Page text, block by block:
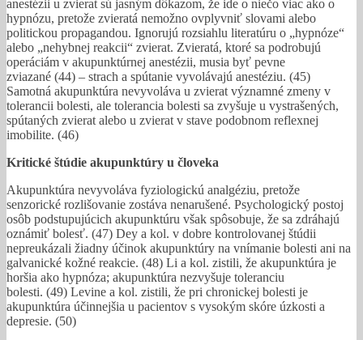
anestézii u zvierat sú jasným dôkazom, že ide o niečo viac ako o
hypnózu, pretože zvieratá nemožno ovplyvniť slovami alebo
politickou propagandou. Ignorujú rozsiahlu literatúru o „hypnóze“
alebo „nehybnej reakcii“ zvierat. Zvieratá, ktoré sa podrobujú
operáciám v akupunktúrnej anestézii, musia byť pevne
zviazané (44) – strach a spútanie vyvolávajú anestéziu. (45)
Samotná akupunktúra nevyvoláva u zvierat významné zmeny v
tolerancii bolesti, ale tolerancia bolesti sa zvyšuje u vystrašených,
spútaných zvierat alebo u zvierat v stave podobnom reflexnej
imobilite. (46)
Kritické štúdie akupunktúry u človeka
Akupunktúra nevyvoláva fyziologickú analgéziu, pretože
senzorické rozlišovanie zostáva nenarušené. Psychologický postoj
osôb podstupujúcich akupunktúru však spôsobuje, že sa zdráhajú
oznámiť bolesť. (47) Dey a kol. v dobre kontrolovanej štúdii
nepreukázali žiadny účinok akupunktúry na vnímanie bolesti ani na
galvanické kožné reakcie. (48) Li a kol. zistili, že akupunktúra je
horšia ako hypnóza; akupunktúra nezvyšuje toleranciu
bolesti. (49) Levine a kol. zistili, že pri chronickej bolesti je
akupunktúra účinnejšia u pacientov s vysokým skóre úzkosti a
depresie. (50)